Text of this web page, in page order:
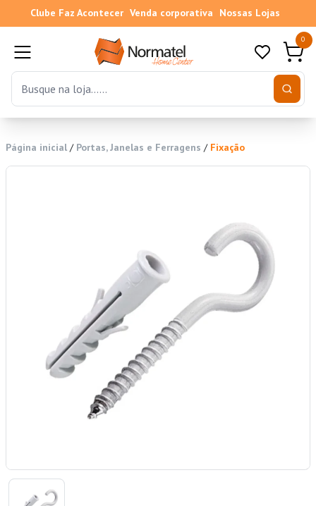
Clube Faz Acontecer Venda corporativa Nossas Lojas
0
Página inicial / Portas, Janelas e Ferragens / Fixação